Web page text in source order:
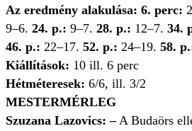
Az eredmény alakulása: 6. perc:
9–6. 24. p.: 9–7. 28. p.: 12–7. 34.
46. p.: 22–17. 52. p.: 24–19. 58.
Kiállítások: 10 ill. 6 perc
Hétméteresek: 6/6, ill. 3/2
MESTERMÉRLEG
Szuzana Lazovics: –A Budaörs